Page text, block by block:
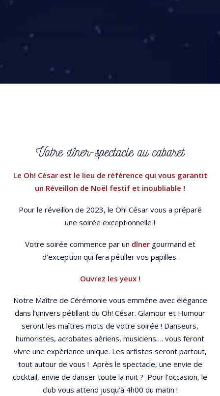
Votre dîner-spectacle au cabaret
Le Oh! César est le lieu de référence qui vous garantit
un Réveillon de Noël festif et inoubliable !
Pour le réveillon de 2023, le Oh! César vous a préparé
une soirée exceptionnelle !
Votre soirée commence par un dîner gourmand et
d’exception qui fera pétiller vos papilles.
Ouvrez les yeux !
Notre Maître de Cérémonie vous emmène avec élégance
dans l’univers pétillant du Oh! César. Glamour et Humour
seront les maîtres mots de votre soirée ! Danseurs,
humoristes, acrobates aériens, musiciens…. vous feront
vivre une expérience unique. Les artistes seront partout,
tout autour de vous ! Après le spectacle, une envie de
cocktail, envie de danser toute la nuit ? Pour l’occasion, le
club vous attend jusqu’à 4h00 du matin !